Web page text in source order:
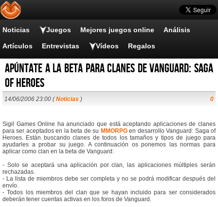
Noticias Juegos Mejores juegos online Análisis
Artículos Entrevistas Vídeos Regalos
Apúntate a la beta para clanes de Vanguard: Saga
of Heroes
14/06/2006 23:00 (Noticias ) 0
Sigil Games Online ha anunciado que está aceptando aplicaciones de clanes
para ser aceptados en la beta de su MMORPGen desarrollo Vanguard: Saga of
Heroes. Están buscando clanes de todos los tamaños y tipos de juego para
ayudarles a probar su juego. A continuación os ponemos las normas para
aplicar como clan en la beta de Vanguard:
- Solo se aceptará una aplicación por clan, las aplicaciones múltiples serán
rechazadas.
- La lista de miembros debe ser completa y no se podrá modificar después del
envío.
- Todos los miembros del clan que se hayan incluido para ser considerados
deberán tener cuentas activas en los foros de Vanguard.